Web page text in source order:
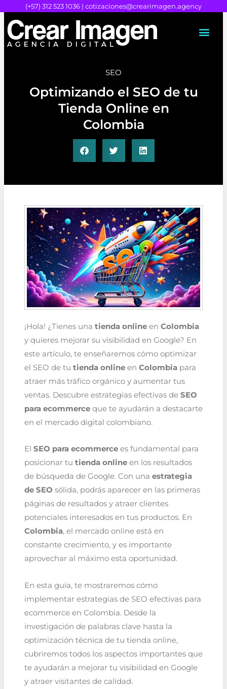
contenido
(+57) 312 523 1036 | cotizaciones@crearimagen.agency
SEO
Optimizando el SEO de tu
Tienda Online en
Colombia
¡Hola! ¿Tienes una tienda onlineen Colombia
y quieres mejorar su visibilidad en Google? En
este artículo, te enseñaremos cómo optimizar
el SEO de tu tienda onlineen Colombiapara
atraer más tráfico orgánico y aumentar tus
ventas. Descubre estrategias efectivas de SEO
para ecommerceque te ayudarán a destacarte
en el mercado digital colombiano.
El SEO para ecommercees fundamental para
posicionar tu tienda onlineen los resultados
de búsqueda de Google. Con una estrategia
de SEO sólida, podrás aparecer en las primeras
páginas de resultados y atraer clientes
potenciales interesados en tus productos. En
Colombia, el mercado online está en
constante crecimiento, y es importante
aprovechar al máximo esta oportunidad.
En esta guía, te mostraremos cómo
implementar estrategias de SEO efectivas para
ecommerce en Colombia. Desde la
investigación de palabras clave hasta la
optimización técnica de tu tienda online,
cubriremos todos los aspectos importantes que
te ayudarán a mejorar tu visibilidad en Google
y atraer visitantes de calidad.